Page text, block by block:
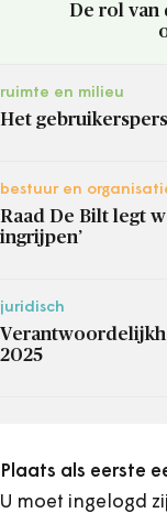
De rol van
ruimte en milieu
Het
bestuur en
Raad De Bilt legt
ingrijpen’
juridisch
2025
Plaats als eerste
U moet ingelogd